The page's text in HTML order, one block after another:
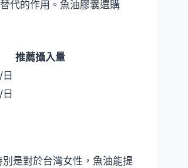
代的作用。魚油膠囊選購
推薦攝入量
是對於台灣女性，魚油能提